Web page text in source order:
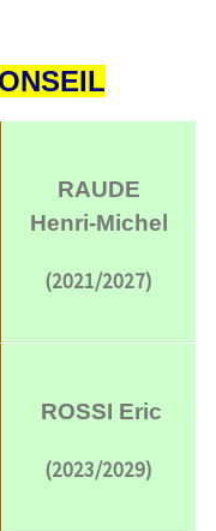
RAUDE
Henri-Michel
(2021/2027)
ROSSI Eric
(2023/2029)